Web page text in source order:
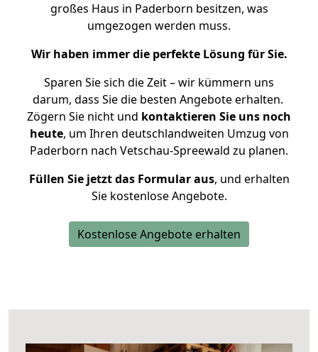
großes Haus in Paderborn besitzen, was
umgezogen werden muss.
Wir haben immer die perfekte Lösung für Sie.
Sparen Sie sich die Zeit – wir kümmern uns
darum, dass Sie die besten Angebote erhalten.
Zögern Sie nicht und kontaktieren Sie uns noch
heute, um Ihren deutschlandweiten Umzug von
Paderborn nach Vetschau-Spreewald zu planen.
Füllen Sie jetzt das Formular aus, und erhalten
Sie kostenlose Angebote.
Kostenlose Angebote erhalten